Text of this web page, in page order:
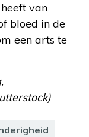
van
bloed in de
een arts te